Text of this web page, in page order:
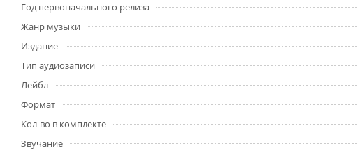
Год первоначального релиза
Жанр музыки
Издание
Тип аудиозаписи
Лейбл
Формат
Кол-во в комплекте
Звучание